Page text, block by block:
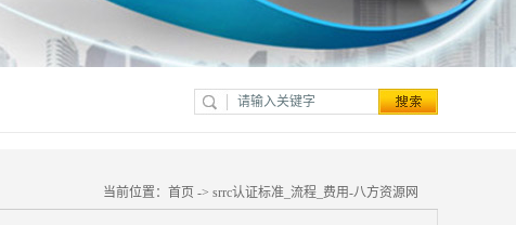
当前位置： 首页 -> srrc认证标准_流程_费用-八方资源网